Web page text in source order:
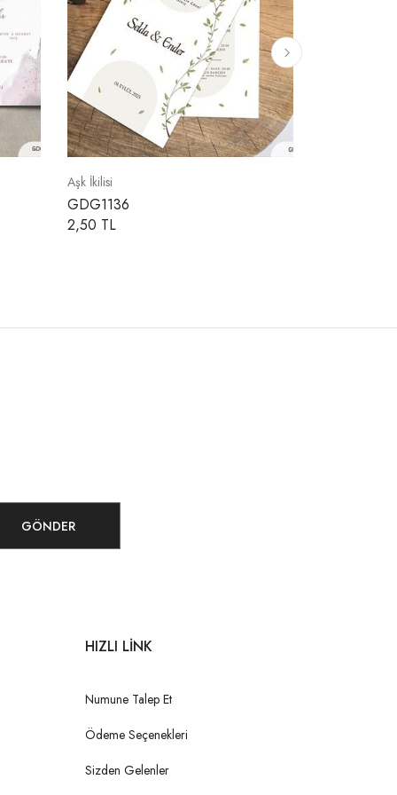
Aşk İkilisi
GDG1136
2,50 TL
GÖNDER
HIZLI LİNK
Numune Talep Et
Ödeme Seçenekleri
Sizden Gelenler